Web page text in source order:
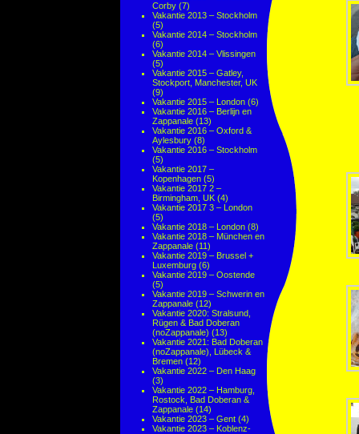
Corby (7)
Vakantie 2013 – Stockholm
(5)
Vakantie 2014 – Stockholm
(6)
Vakantie 2014 – Vlissingen
(5)
Vakantie 2015 – Gatley,
Stockport, Manchester, UK
(9)
Vakantie 2015 – London (6)
Vakantie 2016 – Berlijn en
Zappanale (13)
Vakantie 2016 – Oxford &
Aylesbury (8)
Vakantie 2016 – Stockholm
(5)
Vakantie 2017 –
Kopenhagen (5)
Vakantie 2017 2 –
Birmingham, UK (4)
Vakantie 2017 3 – London
(5)
Vakantie 2018 – London (8)
Vakantie 2018 – München en
Zappanale (11)
Vakantie 2019 – Brussel +
Luxemburg (6)
Vakantie 2019 – Oostende
(5)
Vakantie 2019 – Schwerin en
Zappanale (12)
Vakantie 2020: Stralsund,
Rügen & Bad Doberan
(noZappanale) (13)
Vakantie 2021: Bad Doberan
(noZappanale), Lübeck &
Bremen (12)
Vakantie 2022 – Den Haag
(3)
Vakantie 2022 – Hamburg,
Rostock, Bad Doberan &
Zappanale (14)
Vakantie 2023 – Gent (4)
Vakantie 2023 – Koblenz-